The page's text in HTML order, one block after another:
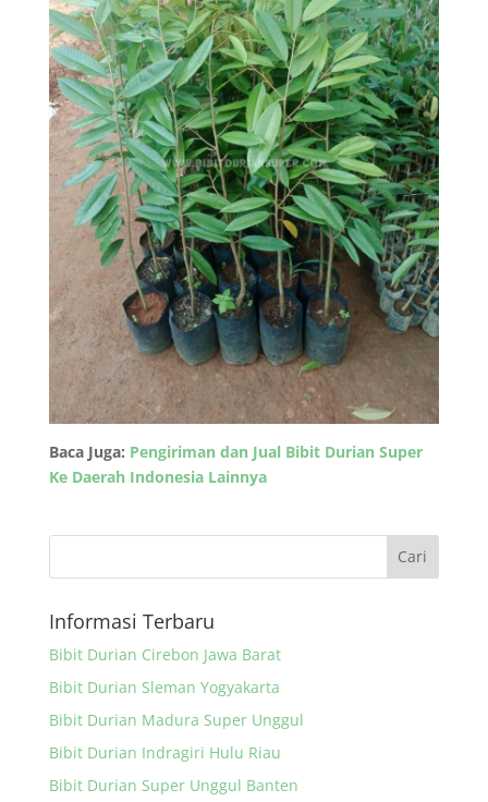
Baca Juga: Pengiriman dan Jual Bibit Durian Super
Ke Daerah Indonesia Lainnya
Informasi Terbaru
Bibit Durian Cirebon Jawa Barat
Bibit Durian Sleman Yogyakarta
Bibit Durian Madura Super Unggul
Bibit Durian Indragiri Hulu Riau
Bibit Durian Super Unggul Banten